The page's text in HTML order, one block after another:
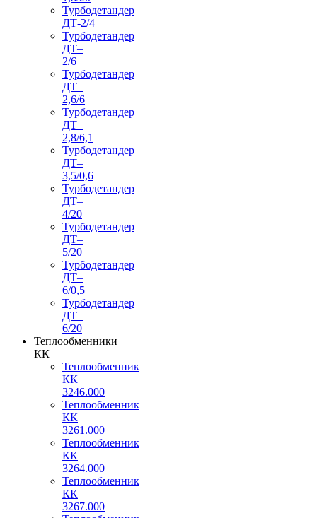
Турбодетандер
ДТ-2/4
Турбодетандер
ДТ–
2/6
Турбодетандер
ДТ–
2,6/6
Турбодетандер
ДТ–
2,8/6,1
Турбодетандер
ДТ–
3,5/0,6
Турбодетандер
ДТ–
4/20
Турбодетандер
ДТ–
5/20
Турбодетандер
ДТ–
6/0,5
Турбодетандер
ДТ–
6/20
Теплообменники
КК
Теплообменник
КК
3246.000
Теплообменник
КК
3261.000
Теплообменник
КК
3264.000
Теплообменник
КК
3267.000